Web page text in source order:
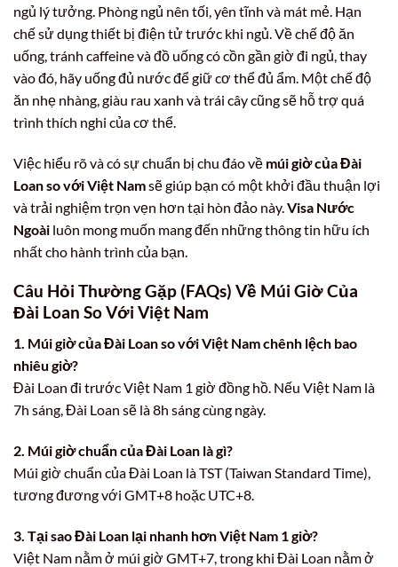
ngủ lý tưởng. Phòng ngủ nên tối, yên tĩnh và mát mẻ. Hạn
chế sử dụng thiết bị điện tử trước khi ngủ. Về chế độ ăn
uống, tránh caffeine và đồ uống có cồn gần giờ đi ngủ, thay
vào đó, hãy uống đủ nước để giữ cơ thể đủ ẩm. Một chế độ
ăn nhẹ nhàng, giàu rau xanh và trái cây cũng sẽ hỗ trợ quá
trình thích nghi của cơ thể.
Việc hiểu rõ và có sự chuẩn bị chu đáo về múi giờ của Đài
Loan so với Việt Namsẽ giúp bạn có một khởi đầu thuận lợi
và trải nghiệm trọn vẹn hơn tại hòn đảo này. Visa Nước
Ngoài luôn mong muốn mang đến những thông tin hữu ích
nhất cho hành trình của bạn.
Câu Hỏi Thường Gặp (FAQs) Về Múi Giờ Của
Đài Loan So Với Việt Nam
1. Múi giờ của Đài Loan so với Việt Nam chênh lệch bao
nhiêu giờ?
Đài Loan đi trước Việt Nam 1 giờ đồng hồ. Nếu Việt Nam là
7h sáng, Đài Loan sẽ là 8h sáng cùng ngày.
2. Múi giờ chuẩn của Đài Loan là gì?
Múi giờ chuẩn của Đài Loan là TST (Taiwan Standard Time),
tương đương với GMT+8 hoặc UTC+8.
3. Tại sao Đài Loan lại nhanh hơn Việt Nam 1 giờ?
Việt Nam nằm ở múi giờ GMT+7, trong khi Đài Loan nằm ở